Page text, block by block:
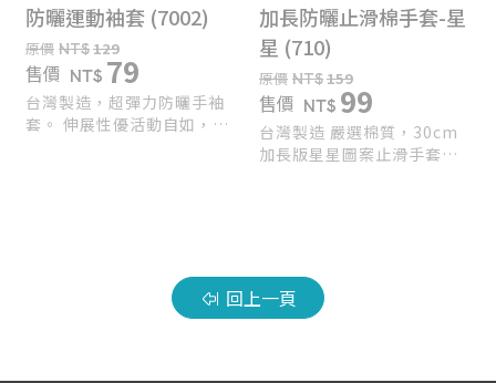
防曬運動袖套 (7002)
原價 NT$129
售價 NT$ 79
台灣製造，超彈力防曬手袖
套。 伸展性優活動自如，柔
加長防曬止滑棉手套-星
星 (710)
原價 NT$159
售價 NT$ 99
台灣製造 嚴選棉質，30cm
加長版星星圖案止滑手套。
回上一頁